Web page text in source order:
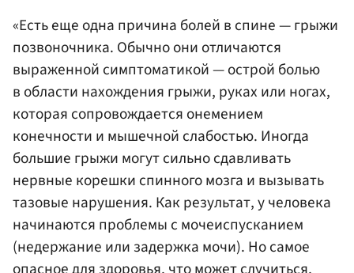
«Есть еще одна причина болей в спине — грыжи
позвоночника. Обычно они отличаются
выраженной симптоматикой — острой болью
в области нахождения грыжи, руках или ногах,
которая сопровождается онемением
конечности и мышечной слабостью. Иногда
большие грыжи могут сильно сдавливать
нервные корешки спинного мозга и вызывать
тазовые нарушения. Как результат, у человека
начинаются проблемы с мочеиспусканием
(недержание или задержка мочи). Но самое